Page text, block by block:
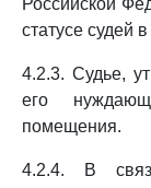
Российской
статусе судей
4.2.3. Судье,
его
помещения.
4.2.4. В